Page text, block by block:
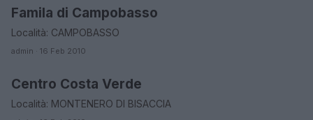
CAMPOBASSO
Famila di Campobasso
Località: CAMPOBASSO
admin · 16 Feb 2010
CAMPOBASSO
Centro Costa Verde
Località: MONTENERO DI BISACCIA